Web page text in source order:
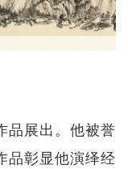
品展出。他被誉
品彰显他演绎经